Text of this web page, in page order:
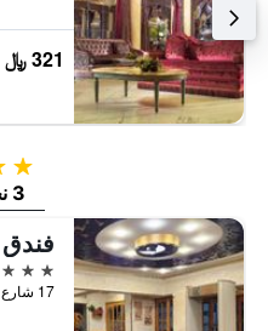
321 ﷼
3 نجوم
3 نجوم